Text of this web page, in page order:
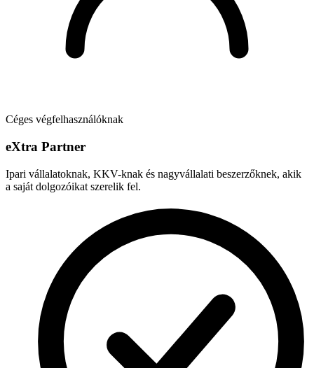
Céges végfelhasználóknak
eXtra Partner
Ipari vállalatoknak, KKV-knak és nagyvállalati beszerzőknek, akik
a saját dolgozóikat szerelik fel.